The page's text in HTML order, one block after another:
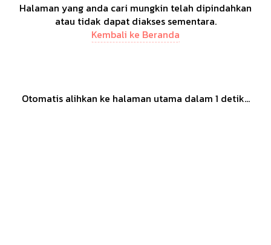
Halaman yang anda cari mungkin telah dipindahkan
atau tidak dapat diakses sementara.
Kembali ke Beranda
Otomatis alihkan ke halaman utama dalam 1 detik...